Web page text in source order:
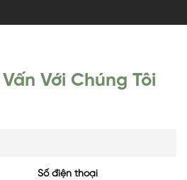
Với Chúng Tôi
Số điện thoại